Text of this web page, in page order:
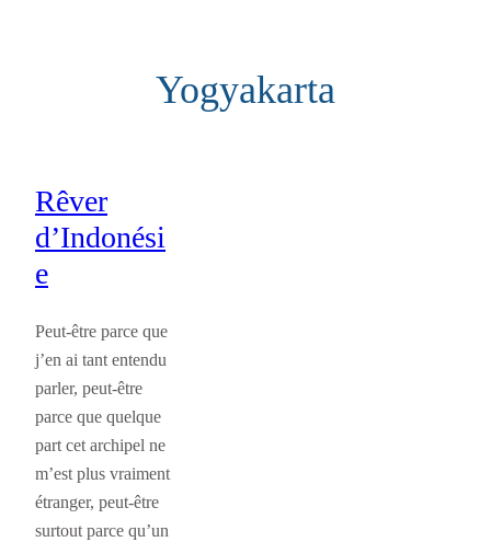
Yogyakarta
Rêver
d’Indonési
e
Peut-être parce que
j’en ai tant entendu
parler, peut-être
parce que quelque
part cet archipel ne
m’est plus vraiment
étranger, peut-être
surtout parce qu’un